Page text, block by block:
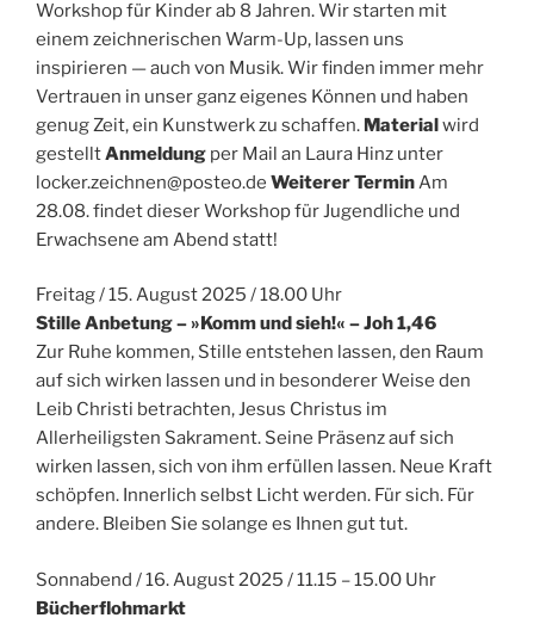
Workshop für Kinder ab 8 Jahren. Wir starten mit
einem zeichnerischen Warm-Up, lassen uns
inspirieren — auch von Musik. Wir finden immer mehr
Vertrauen in unser ganz eigenes Können und haben
genug Zeit, ein Kunstwerk zu schaffen. Materialwird
gestelltAnmeldung per Mail an Laura Hinz unter
locker.zeichnen@posteo.de Weiterer TerminAm
28.08. findet dieser Workshop für Jugendliche und
Erwachsene am Abend statt!
Freitag / 15. August 2025 / 18.00 Uhr
Stille Anbetung – »Komm und sieh!« – Joh 1,46
Zur Ruhe kommen, Stille entstehen lassen, den Raum
auf sich wirken lassen und in besonderer Weise den
Leib Christi betrachten, Jesus Christus im
Allerheiligsten Sakrament. Seine Präsenz auf sich
wirken lassen, sich von ihm erfüllen lassen. Neue Kraft
schöpfen. Innerlich selbst Licht werden. Für sich. Für
andere. Bleiben Sie solange es Ihnen gut tut.
Sonnabend / 16. August 2025 / 11.15 – 15.00 Uhr
Bücherflohmarkt